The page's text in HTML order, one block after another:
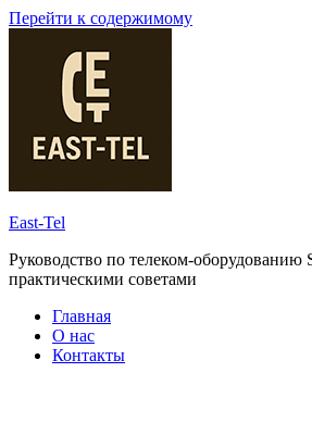
Перейти к содержимому
East-Tel
Руководство по телеком-оборудованию
практическими советами
Главная
О нас
Контакты